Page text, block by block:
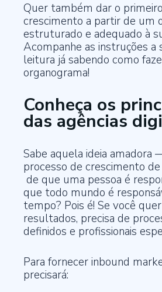
Quer também dar o
crescimento a partir de um
estruturado e adequado à
Acompanhe as instruções a
leitura já sabendo como
organograma!
Conheça os
das agências
Sabe aquela ideia
processo de crescimento
de que uma pessoa é
que todo mundo é
tempo? Pois é! Se você
resultados, precisa de
definidos e profissionais
Para fornecer inbound
precisará: